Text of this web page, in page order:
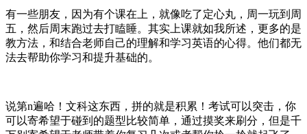
有一些朋友，因为有个课在上，就像吃了定心丸，周一玩到周
五，然后周末跑过去打瞌睡。其实上课就如我所述，更多的是
教方法，和结合老师自己的理解和学习英语的心得。他们都无
法去帮助你学习和提升基础的。
说第n遍哈！文科这东西，拼的就是积累！考试可以突击，你
可以寄希望于碰到的题型比较简单，通过摸奖来刷分，但是千